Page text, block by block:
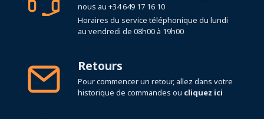
nous au +34 649 17 16 10
Horaires du service téléphonique du lundi
au vendredi de 08h00 à 19h00
Retours
Pour commencer un retour, allez dans votre
historique de commandes ou cliquez ici